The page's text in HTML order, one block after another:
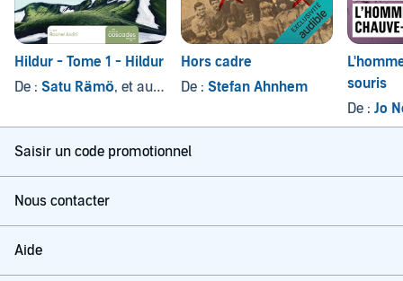
Hildur - Tome 1 - Hildur
De : Satu Rämö, et autres
Hors cadre
De : Stefan Ahnhem
souris
De : Jo
Saisir un code promotionnel
Nous contacter
Aide